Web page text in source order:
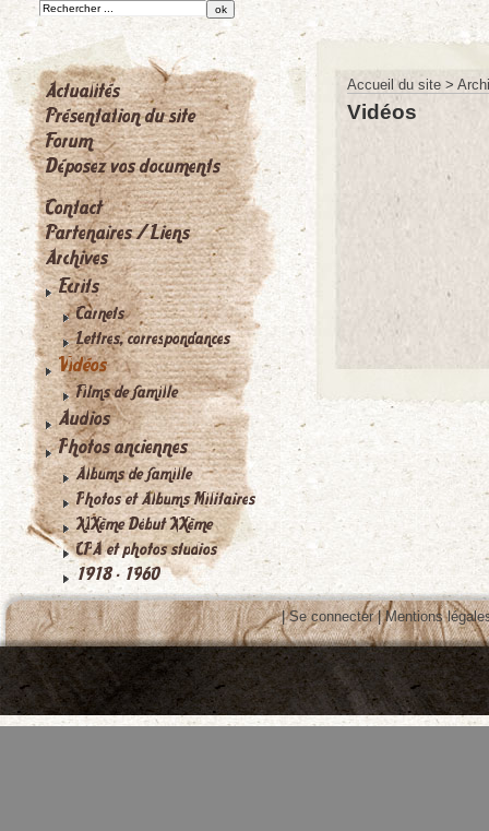
Accueil du site >
Vidéos
|Se connecter|Mentions